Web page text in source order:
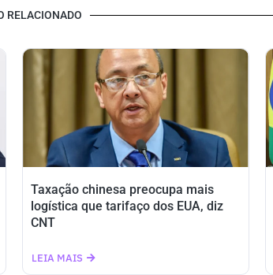
RELACIONADO
Taxação chinesa preocupa mais
logística que tarifaço dos EUA, diz
CNT
LEIA MAIS